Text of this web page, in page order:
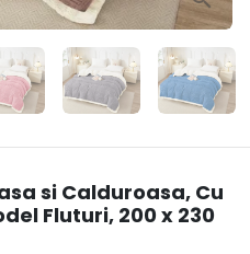
si Calduroasa, Cu
Fluturi, 200 x 230